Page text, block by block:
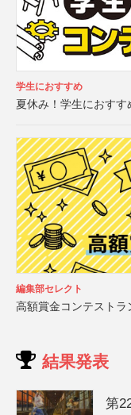
学生におすすめ
夏休み！学生におすす
編集部セレクト
高額賞金コンテストラ
結果発表
第